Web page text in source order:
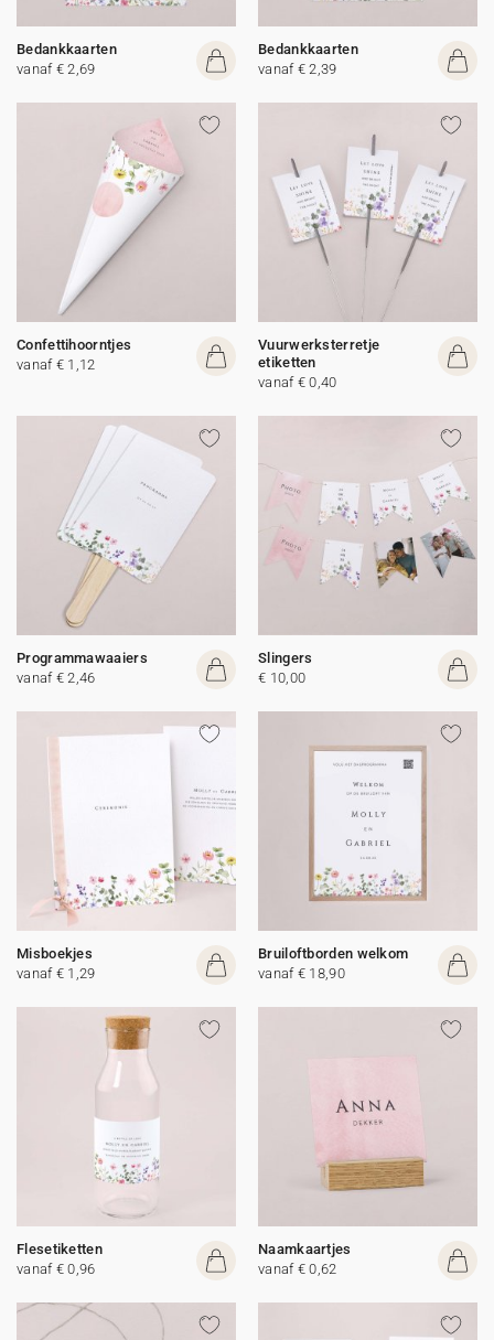
Bedankkaarten
vanaf € 2,69
Bedankkaarten
vanaf € 2,39
Confettihoorntjes
vanaf € 1,12
Vuurwerksterretje
etiketten
vanaf € 0,40
Programmawaaiers
vanaf € 2,46
Slingers
€ 10,00
Misboekjes
vanaf € 1,29
Bruiloftborden welkom
vanaf € 18,90
Flesetiketten
vanaf € 0,96
Naamkaartjes
vanaf € 0,62